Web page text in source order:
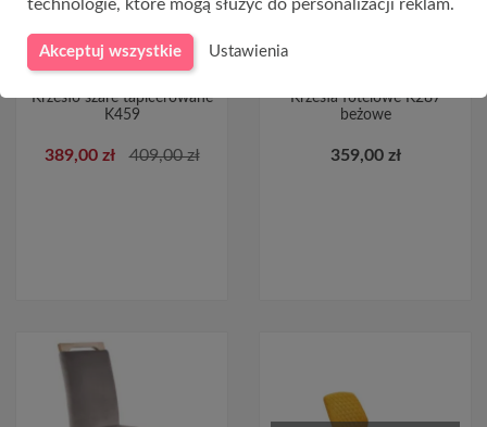
Krzesło szare tapicerowane
K459
389,00 zł 409,00 zł
Krzesła fotelowe K287
beżowe
359,00 zł
technologie, które mogą służyć do personalizacji reklam.
Akceptuj wszystkie Ustawienia